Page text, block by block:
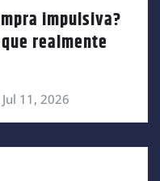
impulsiva?
realmente
Jul 11, 2026